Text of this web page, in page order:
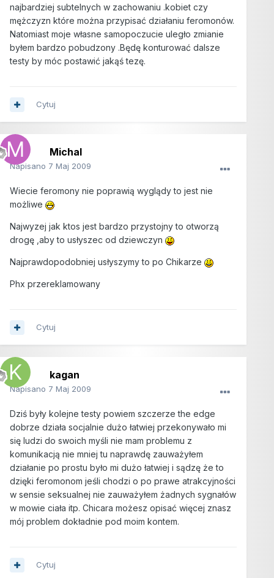
najbardziej subtelnych w zachowaniu .kobiet czy
mężczyzn które można przypisać działaniu feromonów.
Natomiast moje własne samopoczucie uległo zmianie
byłem bardzo pobudzony .Będę konturować dalsze
testy by móc postawić jakąś tezę.
Cytuj
Michal
Napisano 7 Maj 2009
Wiecie feromony nie poprawią wyglądy to jest nie
możliwe
Najwyzej jak ktos jest bardzo przystojny to otworzą
drogę ,aby to usłyszec od dziewczyn
Najprawdopodobniej usłyszymy to po Chikarze
Phx przereklamowany
Cytuj
kagan
Napisano 7 Maj 2009
Dziś były kolejne testy powiem szczerze the edge
dobrze działa socjalnie dużo łatwiej przekonywało mi
się ludzi do swoich myśli nie mam problemu z
komunikacją nie mniej tu naprawdę zauważyłem
działanie po prostu było mi dużo łatwiej i sądzę że to
dzięki feromonom jeśli chodzi o po prawe atrakcyjności
w sensie seksualnej nie zauważyłem żadnych sygnałów
w mowie ciała itp. Chicara możesz opisać więcej znasz
mój problem dokładnie pod moim kontem.
Cytuj